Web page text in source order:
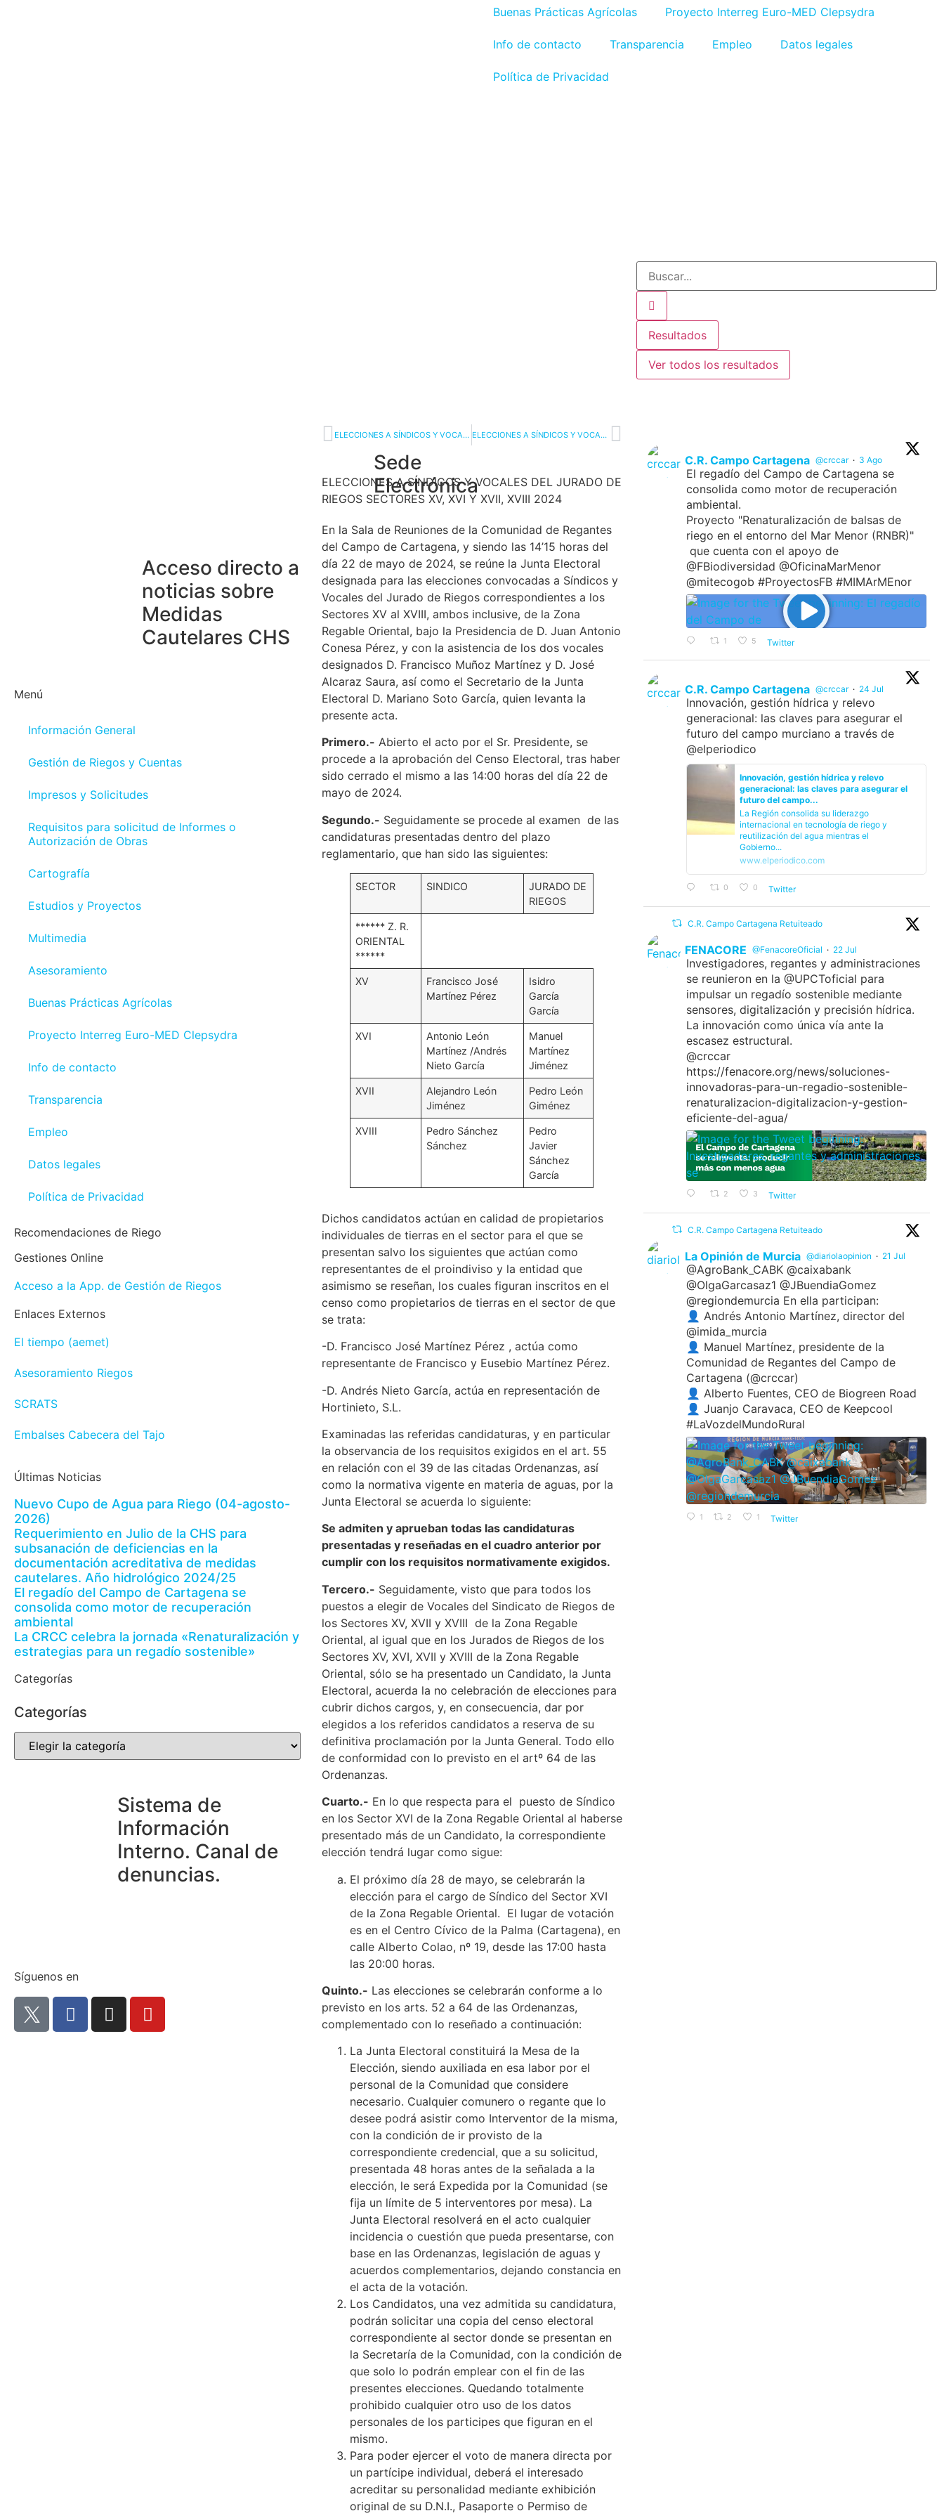
Buenas Prácticas Agrícolas Proyecto Interreg Euro-MED Clepsydra
Info de contacto Transparencia Empleo Datos legales
Política de Privacidad
Resultados
Ver todos los resultados
Sede
Electrónica
Acceso directo a
noticias sobre
Medidas
Cautelares CHS
Menú
Información General
Gestión de Riegos y Cuentas
Impresos y Solicitudes
Requisitos para solicitud de Informes o
Autorización de Obras
Cartografía
Estudios y Proyectos
Multimedia
Asesoramiento
Buenas Prácticas Agrícolas
Proyecto Interreg Euro-MED Clepsydra
Info de contacto
Transparencia
Empleo
Datos legales
Política de Privacidad
Recomendaciones de Riego
Gestiones Online
Acceso a la App. de Gestión de Riegos
Enlaces Externos
El tiempo (aemet)
Asesoramiento Riegos
SCRATS
Embalses Cabecera del Tajo
Últimas Noticias
Nuevo Cupo de Agua para Riego (04-agosto-
2026)
Requerimiento en Julio de la CHS para
subsanación de deficiencias en la
documentación acreditativa de medidas
cautelares. Año hidrológico 2024/25
El regadío del Campo de Cartagena se
consolida como motor de recuperación
ambiental
La CRCC celebra la jornada «Renaturalización y
estrategias para un regadío sostenible»
Categorías
Categorías
Sistema de
Información
Interno. Canal de
denuncias.
Síguenos en
ELECCIONES A SÍNDICOS Y VOCALES DEL JURADO DE RIEGOS SECTORES XII, XIII Y XIV 2024 ELECCIONES A SÍNDICOS Y VOCALES DEL JURADO DE RIEGOS SECTORES XXI, XXII Y XXIII 2024
ELECCIONES A SÍNDICOS Y VOCALES DEL JURADO DE
RIEGOS SECTORES XV, XVI Y XVII, XVIII 2024
En la Sala de Reuniones de la Comunidad de Regantes
del Campo de Cartagena, y siendo las 14’15 horas del
día 22 de mayo de 2024, se reúne la Junta Electoral
designada para las elecciones convocadas a Síndicos y
Vocales del Jurado de Riegos correspondientes a los
Sectores XV al XVIII, ambos inclusive, de la Zona
Regable Oriental, bajo la Presidencia de D. Juan Antonio
Conesa Pérez, y con la asistencia de los dos vocales
designados D. Francisco Muñoz Martínez y D. José
Alcaraz Saura, así como el Secretario de la Junta
Electoral D. Mariano Soto García, quien levanta la
presente acta.
Primero.- Abierto el acto por el Sr. Presidente, se
procede a la aprobación del Censo Electoral, tras haber
sido cerrado el mismo a las 14:00 horas del día 22 de
mayo de 2024.
Segundo.- Seguidamente se procede al examen de las
candidaturas presentadas dentro del plazo
reglamentario, que han sido las siguientes:
SECTOR SINDICO
JURADO DE
RIEGOS
****** Z. R.
ORIENTAL
******
XV
Francisco José
Martínez Pérez
Isidro
García
García
XVI
Antonio León
Martínez /Andrés
Nieto García
Manuel
Martínez
Jiménez
XVII
Alejandro León
Jiménez
Pedro León
Giménez
XVIII
Pedro Sánchez
Sánchez
Pedro
Javier
Sánchez
García
Dichos candidatos actúan en calidad de propietarios
individuales de tierras en el sector para el que se
presentan salvo los siguientes que actúan como
representantes de el proindiviso y la entidad que
asimismo se reseñan, los cuales figuran inscritos en el
censo como propietarios de tierras en el sector de que
se trata:
-D. Francisco José Martínez Pérez , actúa como
representante de Francisco y Eusebio Martínez Pérez.
-D. Andrés Nieto García, actúa en representación de
Hortinieto, S.L.
Examinadas las referidas candidaturas, y en particular
la observancia de los requisitos exigidos en el art. 55
en relación con el 39 de las citadas Ordenanzas, así
como la normativa vigente en materia de aguas, por la
Junta Electoral se acuerda lo siguiente:
Se admiten y aprueban todas las candidaturas
presentadas y reseñadas en el cuadro anterior por
cumplir con los requisitos normativamente exigidos.
Tercero.- Seguidamente, visto que para todos los
puestos a elegir de Vocales del Sindicato de Riegos de
los Sectores XV, XVII y XVIII de la Zona Regable
Oriental, al igual que en los Jurados de Riegos de los
Sectores XV, XVI, XVII y XVIII de la Zona Regable
Oriental, sólo se ha presentado un Candidato, la Junta
Electoral, acuerda la no celebración de elecciones para
cubrir dichos cargos, y, en consecuencia, dar por
elegidos a los referidos candidatos a reserva de su
definitiva proclamación por la Junta General. Todo ello
de conformidad con lo previsto en el artº 64 de las
Ordenanzas.
Cuarto.- En lo que respecta para el puesto de Síndico
en los Sector XVI de la Zona Regable Oriental al haberse
presentado más de un Candidato, la correspondiente
elección tendrá lugar como sigue:
El próximo día 28 de mayo, se celebrarán la
elección para el cargo de Síndico del Sector XVI
de la Zona Regable Oriental. El lugar de votación
es en el Centro Cívico de la Palma (Cartagena), en
calle Alberto Colao, nº 19, desde las 17:00 hasta
las 20:00 horas.
Quinto.- Las elecciones se celebrarán conforme a lo
previsto en los arts. 52 a 64 de las Ordenanzas,
complementado con lo reseñado a continuación:
La Junta Electoral constituirá la Mesa de la
Elección, siendo auxiliada en esa labor por el
personal de la Comunidad que considere
necesario. Cualquier comunero o regante que lo
desee podrá asistir como Interventor de la misma,
con la condición de ir provisto de la
correspondiente credencial, que a su solicitud,
presentada 48 horas antes de la señalada a la
elección, le será Expedida por la Comunidad (se
fija un límite de 5 interventores por mesa). La
Junta Electoral resolverá en el acto cualquier
incidencia o cuestión que pueda presentarse, con
base en las Ordenanzas, legislación de aguas y
acuerdos complementarios, dejando constancia en
el acta de la votación.
Los Candidatos, una vez admitida su candidatura,
podrán solicitar una copia del censo electoral
correspondiente al sector donde se presentan en
la Secretaría de la Comunidad, con la condición de
que solo lo podrán emplear con el fin de las
presentes elecciones. Quedando totalmente
prohibido cualquier otro uso de los datos
personales de los participes que figuran en el
mismo.
Para poder ejercer el voto de manera directa por
un partícipe individual, deberá el interesado
acreditar su personalidad mediante exhibición
original de su D.N.I., Pasaporte o Permiso de
C.R. Campo Cartagena @crccar · 3 Ago
El regadío del Campo de Cartagena se
consolida como motor de recuperación
ambiental.
Proyecto "Renaturalización de balsas de
riego en el entorno del Mar Menor (RNBR)"
que cuenta con el apoyo de
@FBiodiversidad @OficinaMarMenor
@mitecogob #ProyectosFB #MIMArMEnor
1 5 Twitter
C.R. Campo Cartagena @crccar · 24 Jul
Innovación, gestión hídrica y relevo
generacional: las claves para asegurar el
futuro del campo murciano a través de
@elperiodico
Innovación, gestión hídrica y relevo
generacional: las claves para asegurar el
futuro del campo...
La Región consolida su liderazgo
internacional en tecnología de riego y
reutilización del agua mientras el
Gobierno...
www.elperiodico.com
0 0 Twitter
C.R. Campo Cartagena Retuiteado
FENACORE @FenacoreOficial · 22 Jul
Investigadores, regantes y administraciones
se reunieron en la @UPCToficial para
impulsar un regadío sostenible mediante
sensores, digitalización y precisión hídrica.
La innovación como única vía ante la
escasez estructural.
@crccar
https://fenacore.org/news/soluciones-
innovadoras-para-un-regadio-sostenible-
renaturalizacion-digitalizacion-y-gestion-
eficiente-del-agua/
2 3 Twitter
C.R. Campo Cartagena Retuiteado
La Opinión de Murcia @diariolaopinion · 21 Jul
@AgroBank_CABK @caixabank
@OlgaGarcasaz1 @JBuendiaGomez
@regiondemurcia En ella participan:
👤 Andrés Antonio Martínez, director del
@imida_murcia
👤 Manuel Martínez, presidente de la
Comunidad de Regantes del Campo de
Cartagena (@crccar)
👤 Alberto Fuentes, CEO de Biogreen Road
👤 Juanjo Caravaca, CEO de Keepcool
#LaVozdelMundoRural
1 2 1 Twitter